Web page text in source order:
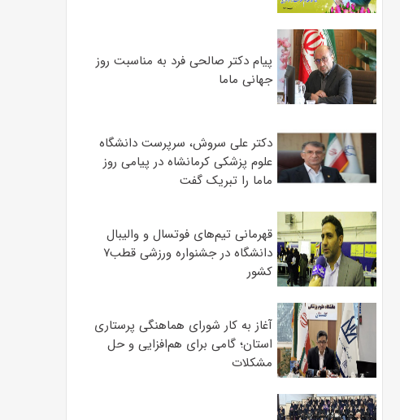
پیام دکتر صالحی فرد به مناسبت روز
جهانی ماما
دکتر علی سروش، سرپرست دانشگاه
علوم پزشکی کرمانشاه در پیامی روز
ماما را تبریک گفت
قهرمانی تیم‌های فوتسال و والیبال
دانشگاه در جشنواره ورزشی قطب۷
کشور
آغاز به کار شورای هماهنگی پرستاری
استان؛ گامی برای هم‌افزایی و حل
مشکلات